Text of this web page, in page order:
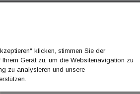
klicken, stimmen Sie der
Gerät zu, um die Websitenavigation zu
zu analysieren und unsere